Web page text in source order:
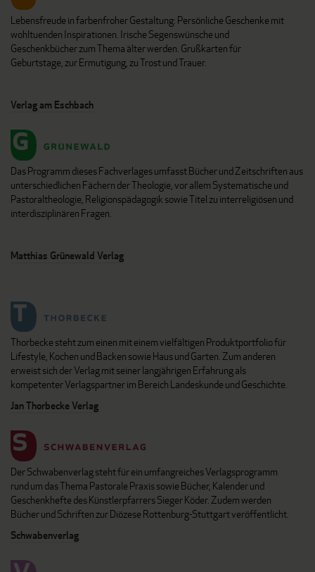
Lebensfreude in farbenfroher Gestaltung: Persönliche Geschenke mit
wohltuenden Inspirationen. Irische Segenswünsche und
Geschenkbücher zum Thema älter werden. Grußkarten für
Geburtstage, zur Ermutigung, zu Trost und Trauer.
Verlag am Eschbach
Das Programm dieses Fachverlages umfasst Bücher und Zeitschriften aus
unterschiedlichen Fächern der Theologie, vor allem Systematische und
Pastoraltheologie, Religionspädagogik sowie Titel zu interreligiösen und
interdisziplinären Fragen.
Matthias Grünewald Verlag
Thorbecke steht zum einen mit einem vielfältigen Produktportfolio für
Lifestyle, Kochen und Backen sowie Haus und Garten. Zum anderen
erweist sich der Verlag mit seiner langjährigen Erfahrung als
kompetenter Verlagspartner im Bereich Landeskunde und Geschichte.
Jan Thorbecke Verlag
Der Schwabenverlag steht für ein umfangreiches Verlagsprogramm
rund um das Thema Pastorale Praxis sowie Bücher, Kalender und
Geschenkhefte des Künstlerpfarrers Sieger Köder. Zudem werden
Bücher und Schriften zur Diözese Rottenburg-Stuttgart veröffentlicht.
Schwabenverlag